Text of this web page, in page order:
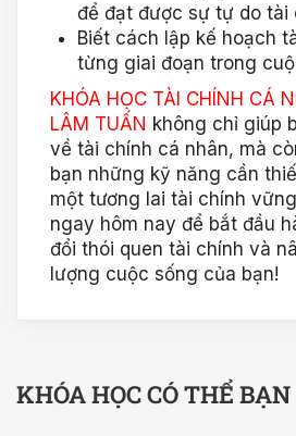
để đạt được sự tự do tài
Biết cách lập kế hoạch
từng giai đoạn trong
KHÓA HỌC TÀI CHÍNH CÁ
LÂM TUẤN không chỉ giúp
về tài chính cá nhân, mà
bạn những kỹ năng cần
một tương lai tài chính
ngay hôm nay để bắt đầu
đổi thói quen tài chính và
lượng cuộc sống của bạn!
KHÓA HỌC CÓ THỂ